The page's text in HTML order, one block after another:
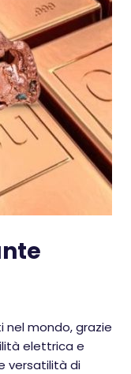
nel mondo, grazie
elettrica e
versatilità di